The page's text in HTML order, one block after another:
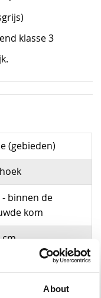
About
klasse 3
(gebieden)
- binnen de
kom
cm
3)